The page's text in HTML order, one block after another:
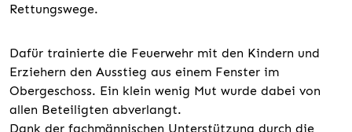
Rettungswege.
Dafür trainierte die Feuerwehr mit den Kindern und
Erziehern den Ausstieg aus einem Fenster im
Obergeschoss. Ein klein wenig Mut wurde dabei von
allen Beteiligten abverlangt.
Dank der fachmännischen Unterstützung durch die